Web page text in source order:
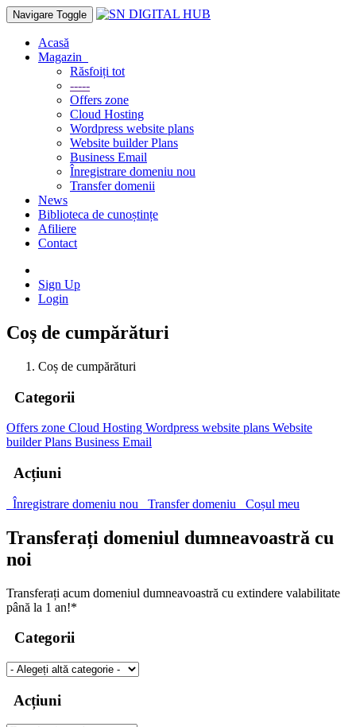
Navigare Toggle
Acasă
Magazin
Răsfoiți tot
-----
Offers zone
Cloud Hosting
Wordpress website plans
Website builder Plans
Business Email
Înregistrare domeniu nou
Transfer domenii
News
Biblioteca de cunoștințe
Afiliere
Contact
Sign Up
Login
Coș de cumpărături
Coș de cumpărături
Categorii
Offers zone Cloud Hosting Wordpress website plans Website
builder Plans Business Email
Acțiuni
Înregistrare domeniu nou Transfer domeniu Coșul meu
Transferați domeniul dumneavoastră cu
noi
Transferați acum domeniul dumneavoastră cu extindere valabilitate
până la 1 an!*
Categorii
Acțiuni